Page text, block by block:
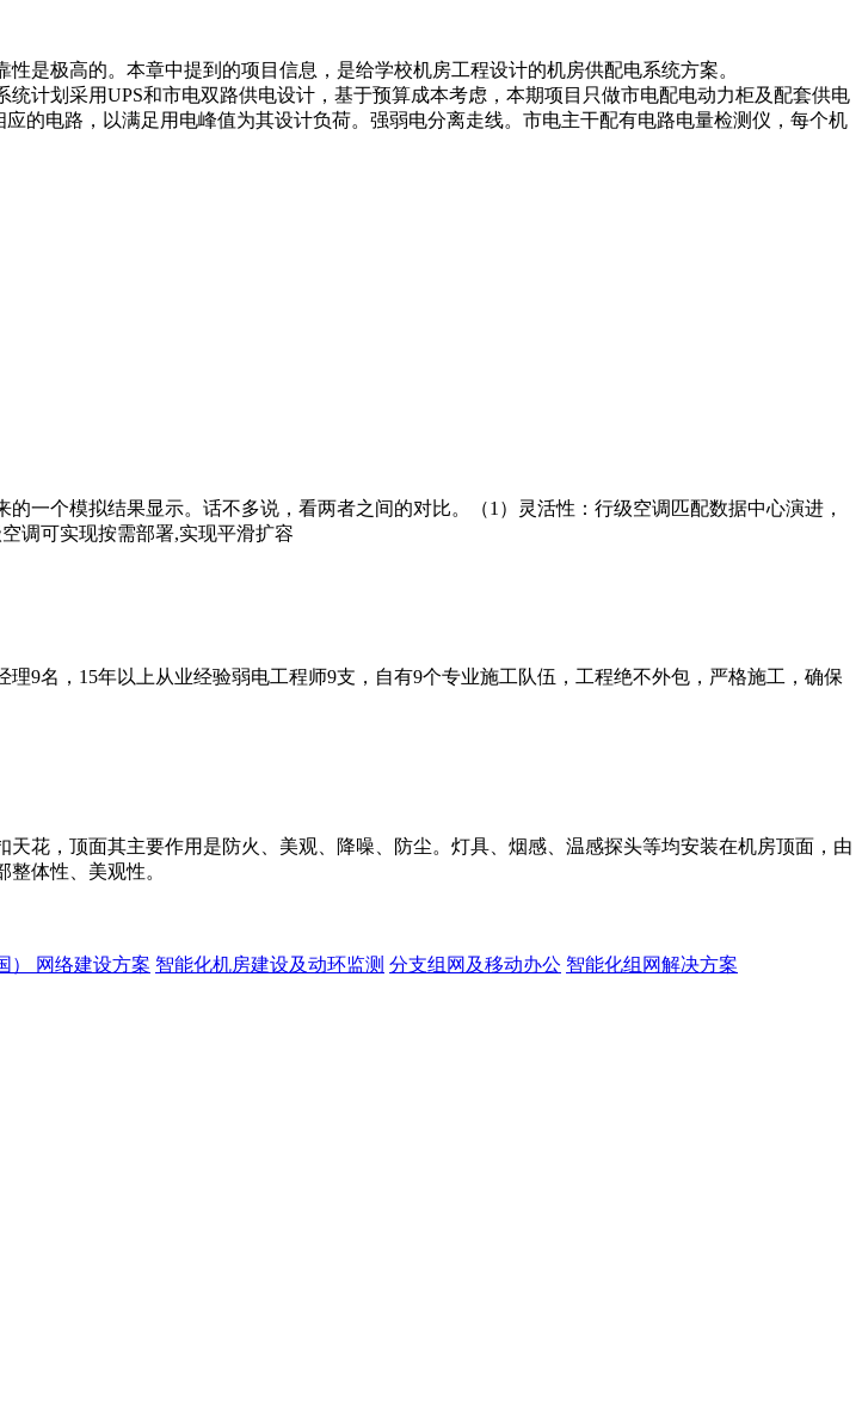
是极高的。本章中提到的项目信息，是给学校机房工程设计的机房供配电系统方案。
计划采用UPS和市电双路供电设计，基于预算成本考虑，本期项目只做市电配电动力柜及配套供电
的电路，以满足用电峰值为其设计负荷。强弱电分离走线。市电主干配有电路电量检测仪，每个机
一个模拟结果显示。话不多说，看两者之间的对比。（1）灵活性：行级空调匹配数据中心演进，
调可实现按需部署,实现平滑扩容
9名，15年以上从业经验弱电工程师9支，自有9个专业施工队伍，工程绝不外包，严格施工，确保
花，顶面其主要作用是防火、美观、降噪、防尘。灯具、烟感、温感探头等均安装在机房顶面，由
体性、美观性。
） 网络建设方案 智能化机房建设及动环监测 分支组网及移动办公 智能化组网解决方案